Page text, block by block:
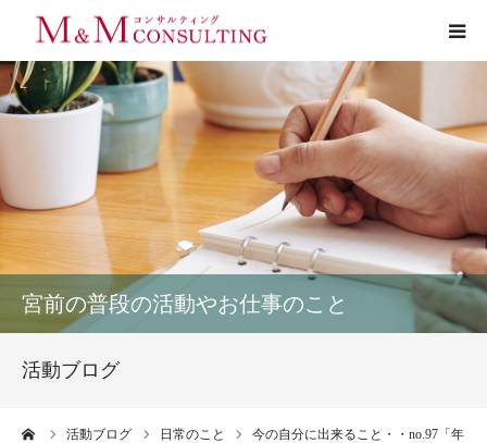
宮前の普段の活動やお仕事のこと
活動ブログ
活動ブログ 日常のこと
今の自分に出来ること・・no.97「年
プロフィール
サービス
お客様の声
実績